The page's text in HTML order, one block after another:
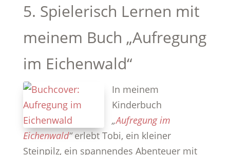
5. Spielerisch Lernen mit
meinem Buch „Aufregung
im Eichenwald“
In meinem
Kinderbuch
„Aufregung im
Eichenwald“erlebt Tobi, ein kleiner
Steinpilz, ein spannendes Abenteuer mit